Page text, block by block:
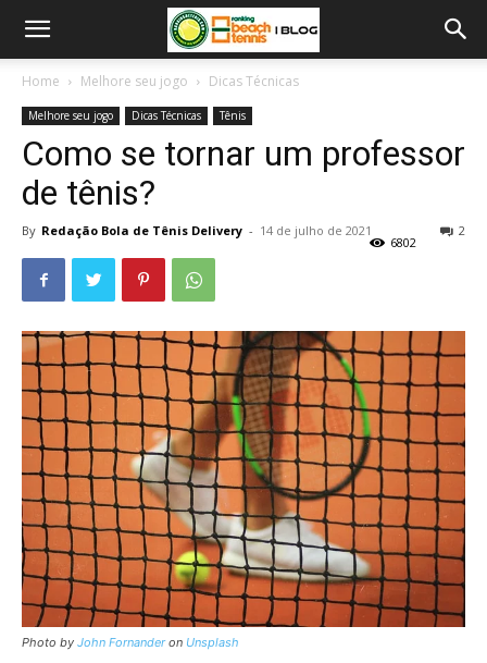
Home Melhore seu jogo Dicas Técnicas
Melhore seu jogo Dicas Técnicas Tênis
Como se tornar um professor
de tênis?
By Redação Bola de Tênis Delivery - 14 de julho de 2021 2
6802
Photo by John Fornanderon Unsplash